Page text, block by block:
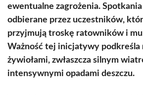
ewentualne zagrożenia.
odbierane przez uczestników,
przyjmują troskę ratowników i
Ważność tej inicjatywy podkreśla
żywiołami, zwłaszcza silnym
intensywnymi opadami deszczu.